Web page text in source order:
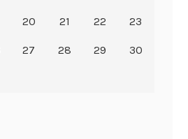
20 21 22 23
27 28 29 30